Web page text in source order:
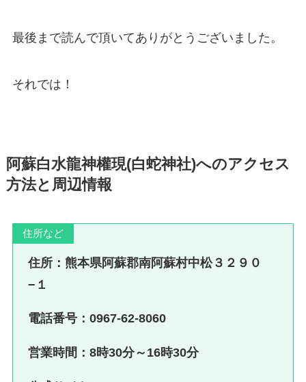
最後まで読んで頂いてありがとうございました。
それでは！
阿蘇白水龍神權現(白蛇神社)へのアクセス
方法と周辺情報
住所など
住所：熊本県阿蘇郡南阿蘇村中松３２９０
−１
電話番号：0967-62-8060
営業時間：8時30分～16時30分